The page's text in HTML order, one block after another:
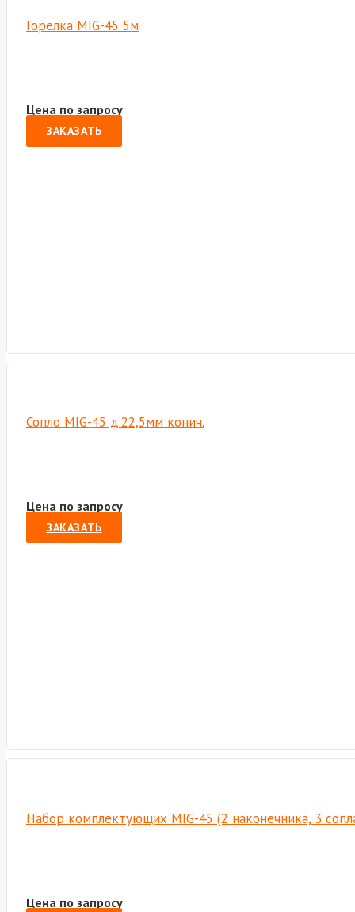
Горелка MIG-45 5м
Цена по запросу
ЗАКАЗАТЬ
Сопло MIG-45 д.22,5мм конич.
Цена по запросу
ЗАКАЗАТЬ
Набор комплектующих MIG-45 (2 наконечника, 3
Цена по запросу